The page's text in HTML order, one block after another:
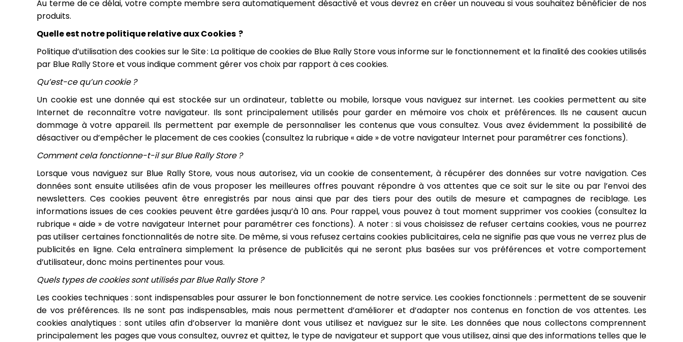
Au terme de ce délai, votre compte membre sera automatiquement désactivé et vous devrez en créer un nouveau si vous souhaitez bénéficier de nos
produits.
Quelle est notre politique relative aux Cookies ?
Politique d’utilisation des cookies sur le Site : La politique de cookies de Blue Rally Store vous informe sur le fonctionnement et la finalité des cookies utilisés
par Blue Rally Store et vous indique comment gérer vos choix par rapport à ces cookies.
Qu’est-ce qu’un cookie ?
Un cookie est une donnée qui est stockée sur un ordinateur, tablette ou mobile, lorsque vous naviguez sur internet. Les cookies permettent au site
Internet de reconnaître votre navigateur. Ils sont principalement utilisés pour garder en mémoire vos choix et préférences. Ils ne causent aucun
dommage à votre appareil. Ils permettent par exemple de personnaliser les contenus que vous consultez. Vous avez évidemment la possibilité de
désactiver ou d’empêcher le placement de ces cookies (consultez la rubrique « aide » de votre navigateur Internet pour paramétrer ces fonctions).
Comment cela fonctionne-t-il sur Blue Rally Store ?
Lorsque vous naviguez sur Blue Rally Store, vous nous autorisez, via un cookie de consentement, à récupérer des données sur votre navigation. Ces
données sont ensuite utilisées afin de vous proposer les meilleures offres pouvant répondre à vos attentes que ce soit sur le site ou par l’envoi des
newsletters. Ces cookies peuvent être enregistrés par nous ainsi que par des tiers pour des outils de mesure et campagnes de reciblage. Les
informations issues de ces cookies peuvent être gardées jusqu’à 10 ans. Pour rappel, vous pouvez à tout moment supprimer vos cookies (consultez la
rubrique « aide » de votre navigateur Internet pour paramétrer ces fonctions). A noter : si vous choisissez de refuser certains cookies, vous ne pourrez
pas utiliser certaines fonctionnalités de notre site. De même, si vous refusez certains cookies publicitaires, cela ne signifie pas que vous ne verrez plus de
publicités en ligne. Cela entraînera simplement la présence de publicités qui ne seront plus basées sur vos préférences et votre comportement
d’utilisateur, donc moins pertinentes pour vous.
Quels types de cookies sont utilisés par Blue Rally Store ?
Les cookies techniques : sont indispensables pour assurer le bon fonctionnement de notre service. Les cookies fonctionnels : permettent de se souvenir
de vos préférences. Ils ne sont pas indispensables, mais nous permettent d’améliorer et d’adapter nos contenus en fonction de vos attentes. Les
cookies analytiques : sont utiles afin d’observer la manière dont vous utilisez et naviguez sur le site. Les données que nous collectons comprennent
principalement les pages que vous consultez, ouvrez et quittez, le type de navigateur et support que vous utilisez, ainsi que des informations telles que le